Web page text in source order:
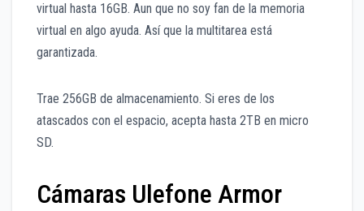
virtual hasta 16GB. Aun que no soy fan de la memoria
virtual en algo ayuda. Así que la multitarea está
garantizada.
Trae 256GB de almacenamiento. Si eres de los
atascados con el espacio, acepta hasta 2TB en micro
SD.
Cámaras Ulefone Armor